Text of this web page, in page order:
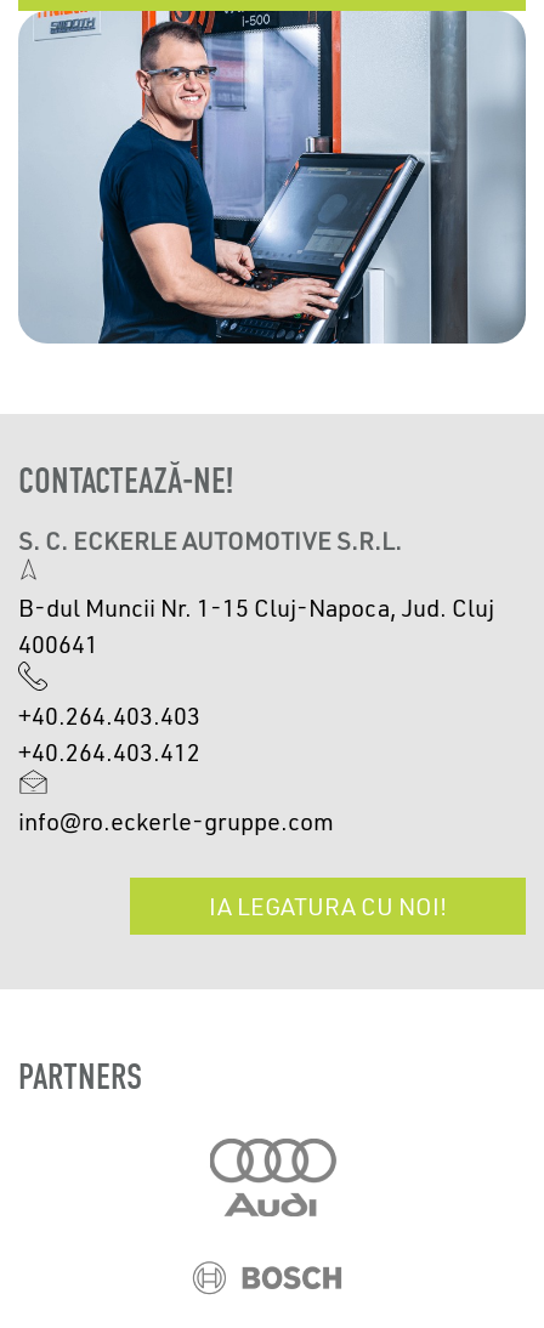
CONTACTEAZĂ-NE!
S. C. ECKERLE AUTOMOTIVE S.R.L.
B-dul Muncii Nr. 1-15 Cluj-Napoca, Jud. Cluj
400641
+40.264.403.403
+40.264.403.412
info@ro.eckerle-gruppe.com
IA LEGATURA CU NOI!
PARTNERS